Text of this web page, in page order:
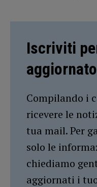
Iscriviti
Compilando i
ricevere le
tua mail. Per
solo le
chiediamo
aggiornati i